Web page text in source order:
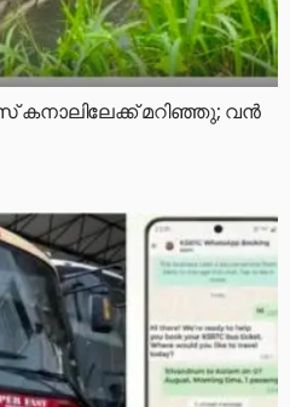
മറിഞ്ഞു; വൻ